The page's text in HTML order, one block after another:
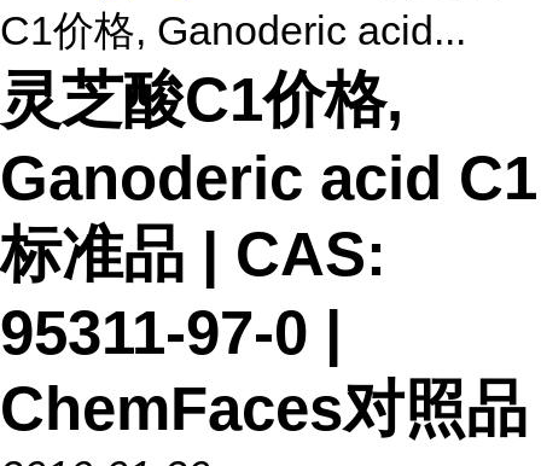
C1价格, Ganoderic acid...
灵芝酸C1价格,
Ganoderic acid C1
标准品 | CAS:
95311-97-0 |
ChemFaces对照品